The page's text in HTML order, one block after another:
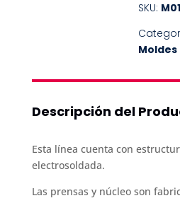
SKU:
Moldes
Descripción del
Esta línea cuenta con
electrosoldada.
Las prensas y núcleo son